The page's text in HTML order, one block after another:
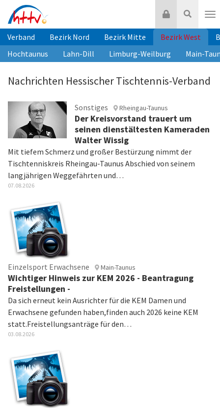
Inhalt
springen
Suche
Login
Verband Bezirk Nord Bezirk Mitte Bezirk West
Hochtaunus
Lahn-Dill Limburg-Weilburg Main-
Nachrichten Hessischer Tischtennis-Verband
Sonstiges Rheingau-Taunus
Der Kreisvorstand trauert um
seinen dienstältesten Kameraden
Walter Wissig
Mit tiefem Schmerz und großer Bestürzung nimmt der
Tischtenniskreis Rheingau-Taunus Abschied von seinem
langjährigen Weggefährten und…
07.08.2026
Einzelsport Erwachsene Main-Taunus
Wichtiger Hinweis zur KEM 2026 - Beantragung
Freistellungen -
Da sich erneut kein Ausrichter für die KEM Damen und
Erwachsene gefunden haben,finden auch 2026 keine KEM
statt.Freistellungsanträge für den…
03.08.2026